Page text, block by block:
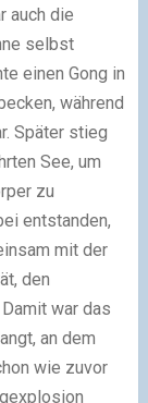
auch die
selbst
einen Gong in
während
Später stieg
See, um
zu
entstanden,
mit der
den
war das
an dem
wie zuvor